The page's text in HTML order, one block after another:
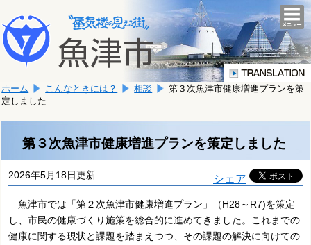
文
へ
移
ま
す。
こ
か
文
で
す。
ホーム こんなときには？ 相談
第３次魚津市健康増進プランを策
定しました
第３次魚津市健康増進プランを策定しました
シェア
2026年5月18日更新
魚津市では「第２次魚津市健康増進プラン」（H28～R7)を策定
し、市民の健康づくり施策を総合的に進めてきました。これまでの
健康に関する現状と課題を踏まえつつ、その課題の解決に向けての